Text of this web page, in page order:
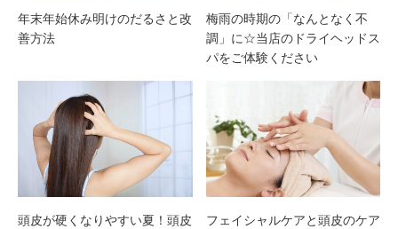
年末年始休み明けのだるさと改
善方法
梅雨の時期の「なんとなく不
調」に☆当店のドライヘッドス
パをご体験ください
頭皮が硬くなりやすい夏！頭皮
フェイシャルケアと頭皮のケア